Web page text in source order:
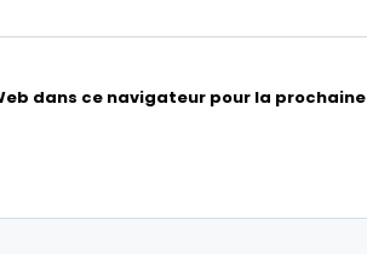
dans ce navigateur pour la prochaine